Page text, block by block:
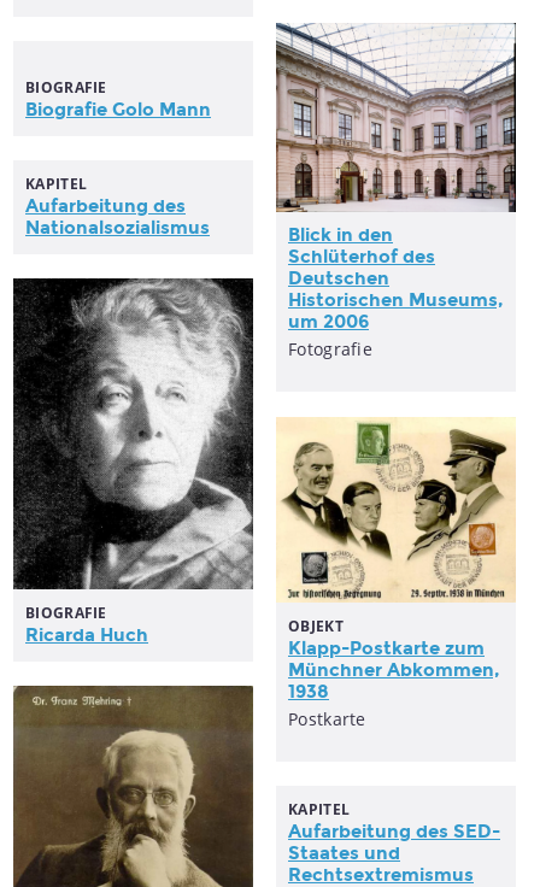
Blick in den
Schlüterhof des
Deutschen
Historischen Museums,
um 2006
Fotografie
BIOGRAFIE
Biografie Golo Mann
KAPITEL
Aufarbeitung des
Nationalsozialismus
BIOGRAFIE
Ricarda Huch OBJEKT
Klapp-Postkarte zum
Münchner Abkommen,
1938
Postkarte
KAPITEL
Aufarbeitung des SED-
Staates und
Rechtsextremismus